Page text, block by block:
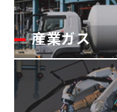
産業ガス